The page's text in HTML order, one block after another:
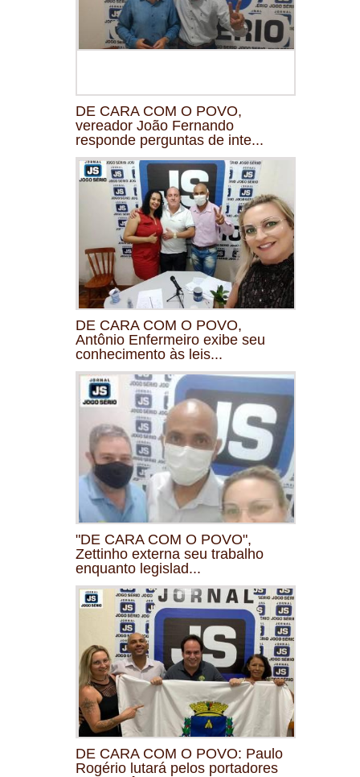
DE CARA COM O POVO,
vereador João Fernando
responde perguntas de inte...
DE CARA COM O POVO,
Antônio Enfermeiro exibe seu
conhecimento às leis...
"DE CARA COM O POVO",
Zettinho externa seu trabalho
enquanto legislad...
DE CARA COM O POVO: Paulo
Rogério lutará pelos portadores